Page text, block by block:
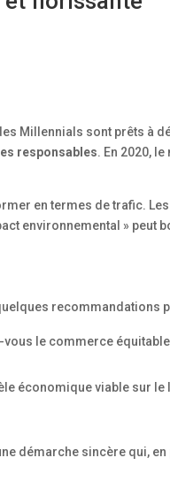
Millennials sont prêts à
responsables. En 2020,
en termes de trafic.
environnemental » peut
recommandations
le commerce
économique viable sur le
démarche sincère qui,